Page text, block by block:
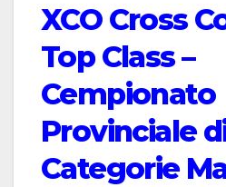
XCO Cross
Top Class –
Cempionato
Provinciale
Categorie